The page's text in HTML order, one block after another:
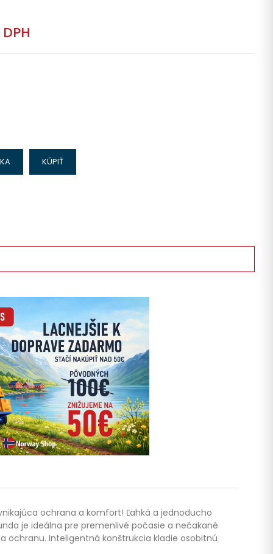
DPH
KÚPIŤ
ochrana a komfort! Ľahká a jednoducho
je ideálna pre premenlivé počasie a nečakané
ochranu. Inteligentná konštrukcia kladie osobitnú